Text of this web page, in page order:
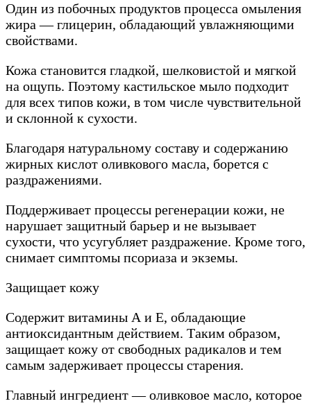
Один из побочных продуктов процесса омыления
жира — глицерин, обладающий увлажняющими
свойствами.
Кожа становится гладкой, шелковистой и мягкой
на ощупь. Поэтому кастильское мыло подходит
для всех типов кожи, в том числе чувствительной
и склонной к сухости.
Благодаря натуральному составу и содержанию
жирных кислот оливкового масла, борется с
раздражениями.
Поддерживает процессы регенерации кожи, не
нарушает защитный барьер и не вызывает
сухости, что усугубляет раздражение. Кроме того,
снимает симптомы псориаза и экземы.
Защищает кожу
Содержит витамины А и Е, обладающие
антиоксидантным действием. Таким образом,
защищает кожу от свободных радикалов и тем
самым задерживает процессы старения.
Главный ингредиент — оливковое масло, которое